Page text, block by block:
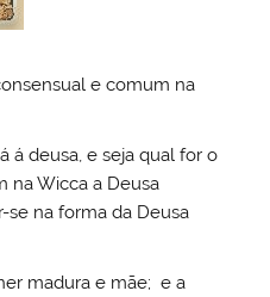
e comum na
á deusa, e seja qual for o
na Wicca a Deusa
na forma da Deusa
madura e mãe; e a